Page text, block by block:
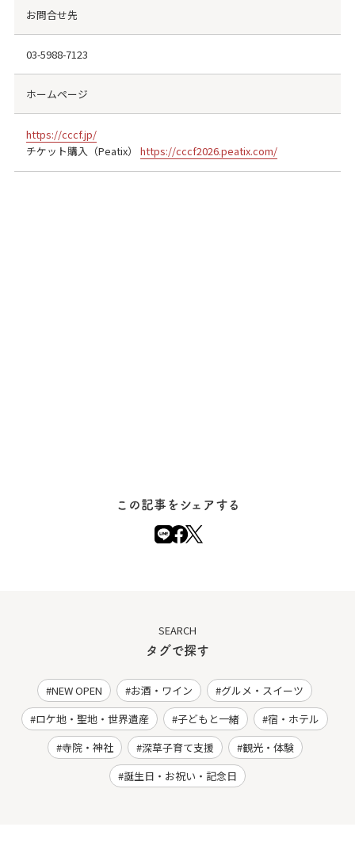
お問合せ先
03-5988-7123
ホームページ
https://cccf.jp/
チケット購入（Peatix） https://cccf2026.peatix.com/
この記事をシェアする
SEARCH
タグで探す
NEW OPEN お酒・ワイン
グルメ・スイーツ
ロケ地・聖地・世界遺産
子どもと一緒
宿・ホテル
寺院・神社
深草子育て支援
観光・体験
誕生日・お祝い・記念日